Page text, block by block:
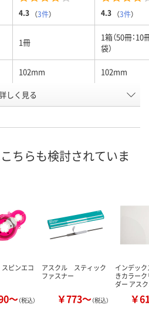
4.3 （3件） 4.3 （3件）
1冊
1箱（50冊：
袋）
102mm 102mm
グレー
カゴへ
しく見る
ちらも検討されていま
ピンエコ
～（税込）
アスクル スティック
ファスナー
￥773～（税込）
インデッ
きカラー
ダー アス
￥